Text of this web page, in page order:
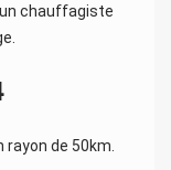
chauffagiste
de 50km.